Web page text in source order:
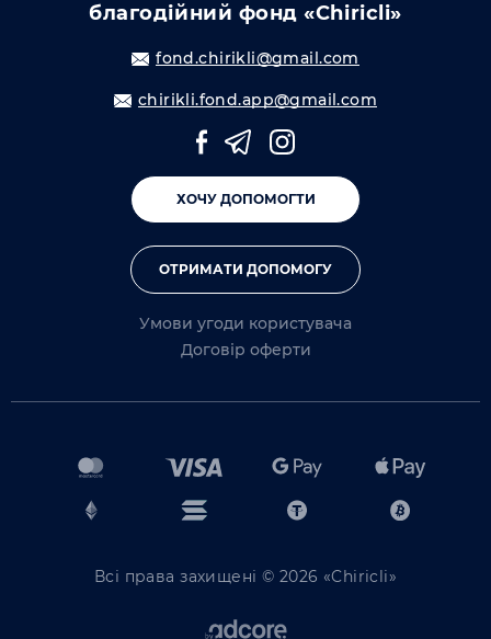
благодійний фонд «Chiricli»
fond.chirikli@gmail.com
chirikli.fond.app@gmail.com
ХОЧУ ДОПОМОГТИ
ОТРИМАТИ ДОПОМОГУ
Умови угоди користувача
Договір оферти
Всі права захищені © 2026 «Chiricli»